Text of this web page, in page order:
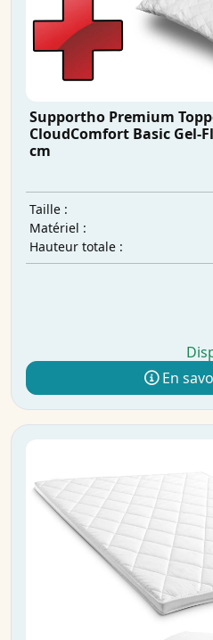
Supportho Premium
CloudComfort Basic Gel-
cm
Taille :
Matériel :
Hauteur totale :
En